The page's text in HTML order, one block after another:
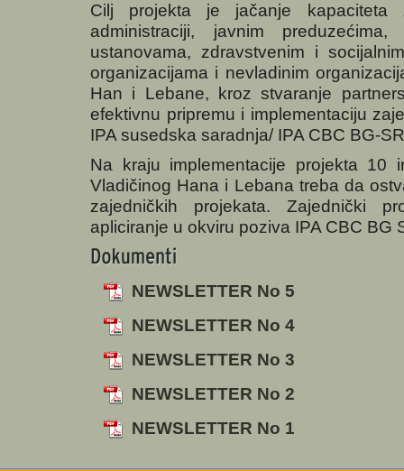
Cilj projekta je jačanje kapaciteta
administraciji, javnim
ustanovama, zdravstvenim i
organizacijama i nevladinim
Han i Lebane, kroz stvaranje
efektivnu pripremu i implementaciju
IPA susedska saradnja/ IPA CBC BG-
Na kraju implementacije projekta 10
Vladičinog Hana i Lebana treba da
zajedničkih projekata. Zajednički
apliciranje u okviru poziva IPA CBC BG
NEWSLETTER No 5
NEWSLETTER No 4
NEWSLETTER No 3
NEWSLETTER No 2
NEWSLETTER No 1